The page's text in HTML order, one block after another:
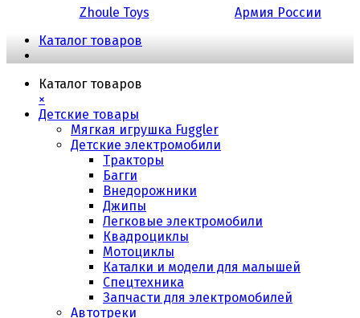
Zhoule Toys
Армия России
Каталог товаров
Каталог товаров
×
Детские товары
Мягкая игрушка Fuggler
Детские электромобили
Тракторы
Багги
Внедорожники
Джипы
Легковые электромобили
Квадроциклы
Мотоциклы
Каталки и модели для малышей
Спецтехника
Запчасти для электромобилей
Автотреки